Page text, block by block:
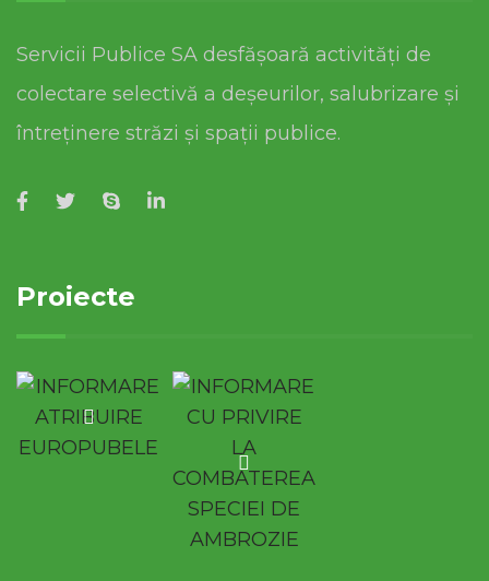
Servicii Publice SA desfășoară activități de
colectare selectivă a deșeurilor, salubrizare și
întreținere străzi și spații publice.
Proiecte